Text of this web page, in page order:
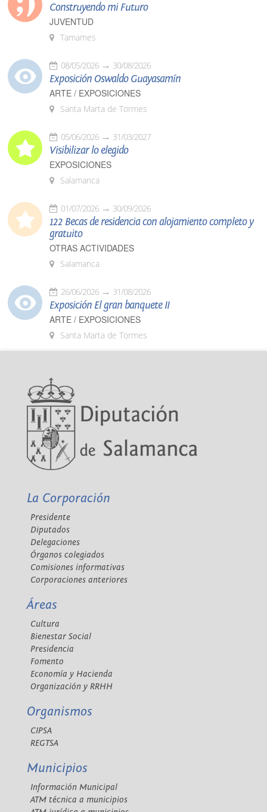
Construyendo mi Futuro
JUVENTUD
Tamames
08/05/2026 30/08/2026
Exposición Oswaldo Guayasamín
ARTE / EXPOSICIONES
Santa Marta de Tormes
05/06/2026 31/03/2027
Visibilizar lo elegido
EXPOSICIONES
Salamanca
01/07/2026 30/09/2026
122 Becas de residencia con alojamiento completo y
gratuito
OTRAS ACTIVIDADES
Salamanca
26/06/2026 31/08/2026
Exposición El gran banquete II
ARTE / EXPOSICIONES
Santa Marta de Tormes
La Corporación
Presidente
Diputados
Delegaciones
Órganos colegiados
Comisiones informativas
Corporaciones anteriores
Áreas
Cultura
Bienestar Social
Presidencia
Fomento
Economía y Hacienda
Organización y RRHH
Organismos
CIPSA
REGTSA
Municipios
Información Municipal
ATM técnica a municipios